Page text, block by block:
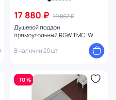
17 880 ₽ 19 867 ₽
Душевой поддон
прямоугольный RGW TMC-W
В наличии 20 шт.
- 10 %